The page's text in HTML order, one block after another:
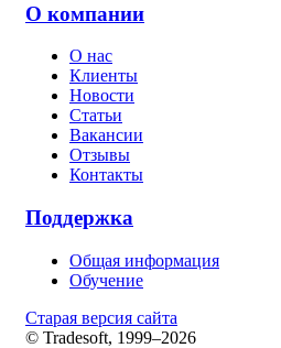
О компании
О нас
Клиенты
Новости
Статьи
Вакансии
Отзывы
Контакты
Поддержка
Общая информация
Обучение
Старая версия сайта
© Tradesoft, 1999–2026